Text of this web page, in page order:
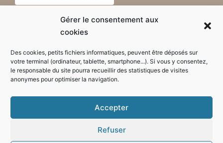
Gérer le consentement aux
cookies
Des cookies, petits fichiers informatiques, peuvent être déposés sur
votre terminal (ordinateur, tablette, smartphone...). Si vous y consentez,
le responsable du site pourra recueillir des statistiques de visites
anonymes pour optimiser la navigation.
Accepter
Refuser
Horaires d'ouverture de la mairie